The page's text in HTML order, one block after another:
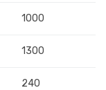
1000
1300
240